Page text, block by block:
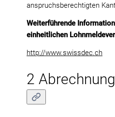
anspruchsberechtigten
Weiterführende
einheitlichen
http://www.swissdec.ch
2